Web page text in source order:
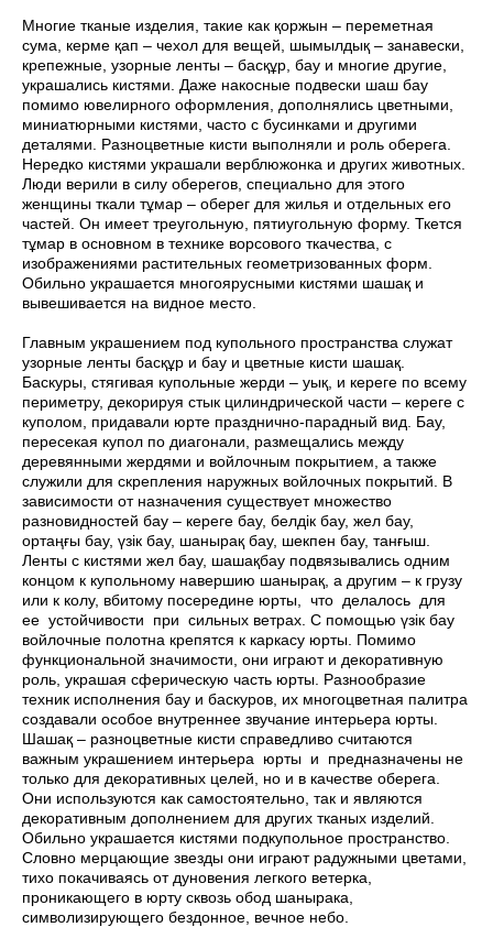
Многие тканые изделия, такие как қоржын – переметная
сума, керме қап – чехол для вещей, шымылдық – занавески,
крепежные, узорные ленты – басқұр, бау и многие другие,
украшались кистями. Даже накосные подвески шаш бау
помимо ювелирного оформления, дополнялись цветными,
миниатюрными кистями, часто с бусинками и другими
деталями. Разноцветные кисти выполняли и роль оберега.
Нередко кистями украшали верблюжонка и других животных.
Люди верили в силу оберегов, специально для этого
женщины ткали тұмар – оберег для жилья и отдельных его
частей. Он имеет треугольную, пятиугольную форму. Ткется
тұмар в основном в технике ворсового ткачества, с
изображениями растительных геометризованных форм.
Обильно украшается многоярусными кистями шашақ и
вывешивается на видное место.
Главным украшением под купольного пространства служат
узорные ленты басқұр и бау и цветные кисти шашақ.
Баскуры, стягивая купольные жерди – уық, и кереге по всему
периметру, декорируя стык цилиндрической части – кереге с
куполом, придавали юрте празднично-парадный вид. Бау,
пересекая купол по диагонали, размещались между
деревянными жердями и войлочным покрытием, а также
служили для скрепления наружных войлочных покрытий. В
зависимости от назначения существует множество
разновидностей бау – кереге бау, белдік бау, жел бау,
ортаңғы бау, үзік бау, шанырақ бау, шекпен бау, танғыш.
Ленты с кистями жел бау, шашақбау подвязывались одним
концом к купольному навершию шанырақ, а другим – к грузу
или к колу, вбитому посередине юрты, что делалось для
ее устойчивости при сильных ветрах. С помощью үзік бау
войлочные полотна крепятся к каркасу юрты. Помимо
функциональной значимости, они играют и декоративную
роль, украшая сферическую часть юрты. Разнообразие
техник исполнения бау и баскуров, их многоцветная палитра
создавали особое внутреннее звучание интерьера юрты.
Шашақ – разноцветные кисти справедливо считаются
важным украшением интерьера юрты и предназначены не
только для декоративных целей, но и в качестве оберега.
Они используются как самостоятельно, так и являются
декоративным дополнением для других тканых изделий.
Обильно украшается кистями подкупольное пространство.
Словно мерцающие звезды они играют радужными цветами,
тихо покачиваясь от дуновения легкого ветерка,
проникающего в юрту сквозь обод шанырака,
символизирующего бездонное, вечное небо.